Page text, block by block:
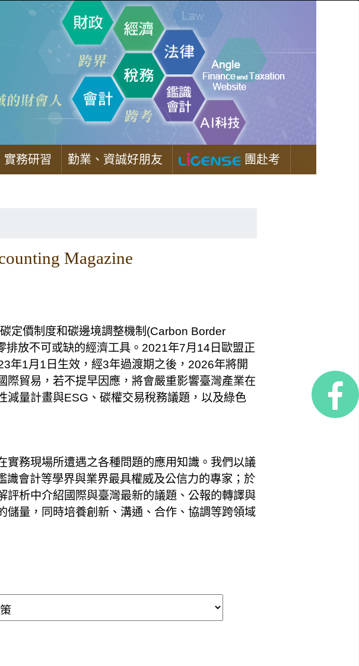
實務研習 勤業、資誠好朋友 團赴考
Magazine
定價制度和碳邊境調整機制(Carbon Border
放不可或缺的經濟工具。2021年7月14日歐盟正
年1月1日生效，經3年過渡期之後，2026年將開
貿易，若不提早因應，將會嚴重影響臺灣產業在
減量計畫與ESG、碳權交易稅務議題，以及綠色
實務現場所遭遇之各種問題的應用知識。我們以議
會計等學界與業界最具權威及公信力的專家；於
評析中介紹國際與臺灣最新的議題、公報的轉譯與
儲量，同時培養創新、溝通、合作、協調等跨領域